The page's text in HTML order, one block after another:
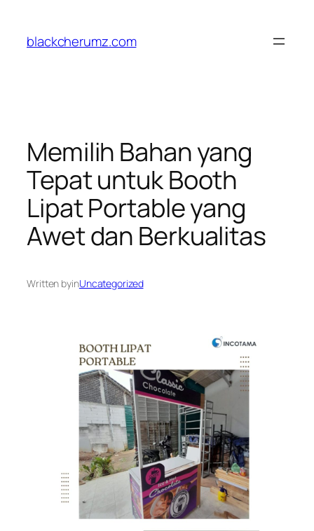
content
blackcherumz.com
Memilih Bahan yang
Tepat untuk Booth
Lipat Portable yang
Awet dan Berkualitas
Written byinUncategorized